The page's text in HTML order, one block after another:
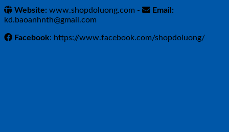
Website: www.shopdoluong.com -
Email:
kd.baoanhnth@gmail.com
Facebook: https://www.facebook.com/shopdoluong/